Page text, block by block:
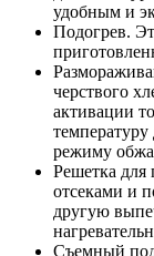
удобным и
Подогрев.
черствого
активации
температуру
режиму
Решетка для
отсеками и
другую
Съемный